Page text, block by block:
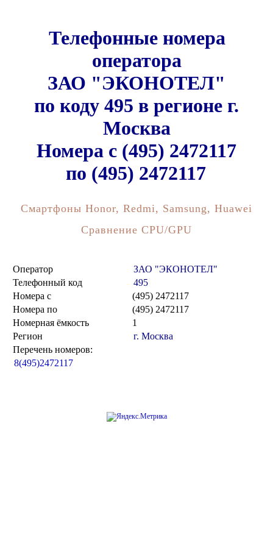
Телефонные номера
оператора
ЗАО "ЭКОНОТЕЛ"
по коду 495 в регионе г.
Москва
Номера c (495) 2472117
по (495) 2472117
Смартфоны Honor, Redmi, Samsung, Huawei
Сравнение CPU/GPU
Оператор
ЗАО "ЭКОНОТЕЛ"
Телефонный код
495
Номера с
(495) 2472117
Номера по
(495) 2472117
Номерная ёмкость
1
Регион
г. Москва
Перечень номеров:
8(495)2472117